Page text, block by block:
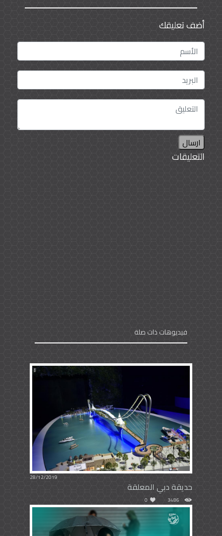
أضف تعليقك
ارسال
التعليقات
فيديوهات ذات صلة
28/12/2019
حديقة دبي المعلقة
3486
0